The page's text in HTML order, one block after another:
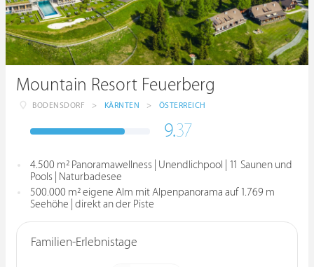
Mountain Resort Feuerberg
BODENSDORF > KÄRNTEN > ÖSTERREICH
9.37
4.500 m² Panoramawellness | Unendlichpool | 11 Saunen und
Pools | Naturbadesee
500.000 m² eigene Alm mit Alpenpanorama auf 1.769 m
Seehöhe | direkt an der Piste
Familien-Erlebnistage